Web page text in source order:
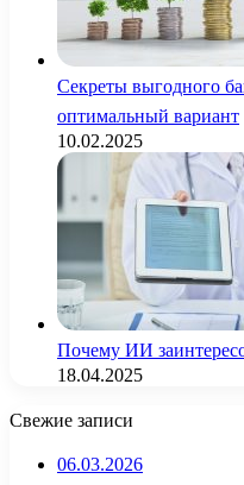
Секреты выгодного
оптимальный вариант
10.02.2025
Почему ИИ
18.04.2025
Свежие записи
06.03.2026